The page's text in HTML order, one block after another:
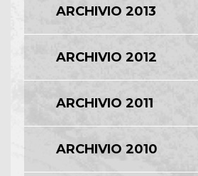
ARCHIVIO 2013
ARCHIVIO 2012
ARCHIVIO 2011
ARCHIVIO 2010